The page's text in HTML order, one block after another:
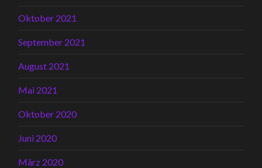
Oktober 2021
September 2021
August 2021
Mai 2021
Oktober 2020
Juni 2020
März 2020